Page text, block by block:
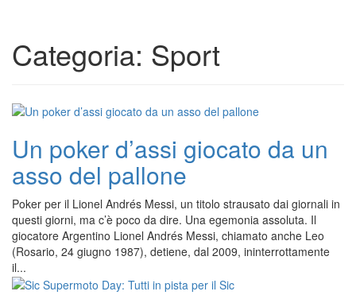
Categoria: Sport
Un poker d’assi giocato da un
asso del pallone
Poker per il Lionel Andrés Messi, un titolo strausato dai giornali in
questi giorni, ma c’è poco da dire. Una egemonia assoluta. Il
giocatore Argentino Lionel Andrés Messi, chiamato anche Leo
(Rosario, 24 giugno 1987), detiene, dal 2009, ininterrottamente
il...